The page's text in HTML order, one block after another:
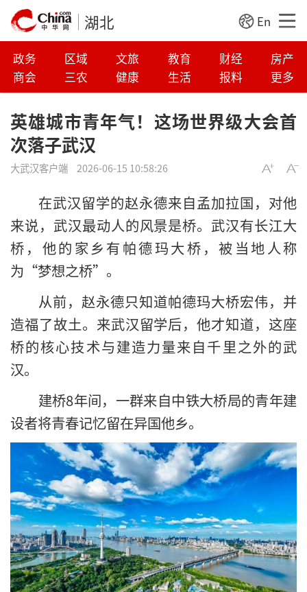
湖北 En
政务 区域 文旅 教育 财经
房产
商会
三农 健康 生活 报料 更多
英雄城市青年气！这场世界级大会首
次落子武汉
大武汉客户端 2026-06-15 10:58:26
在武汉留学的赵永德来自孟加拉国，对他
来说，武汉最动人的风景是桥。武汉有长江大
桥，他的家乡有帕德玛大桥，被当地人称
为“梦想之桥”。
从前，赵永德只知道帕德玛大桥宏伟，并
造福了故土。来武汉留学后，他才知道，这座
桥的核心技术与建造力量来自千里之外的武
汉。
建桥8年间，一群来自中铁大桥局的青年建
设者将青春记忆留在异国他乡。